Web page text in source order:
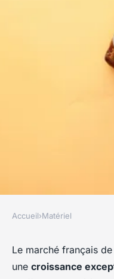
Fournisseur
détachées
Accueil›Matériel
Le marché français
une croissance